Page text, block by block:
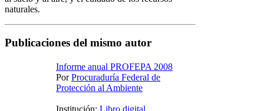
naturales.
Publicaciones del mismo autor
Informe anual PROFEPA 2008
PorProcuraduría Federal de
Protección al Ambiente